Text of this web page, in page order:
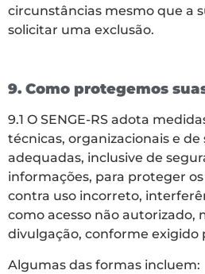
circunstâncias mesmo que a
solicitar uma exclusão.
9. Como protegemos
9.1 O SENGE-RS adota
técnicas, organizacionais e de
adequadas, inclusive de
informações, para proteger
contra uso incorreto,
como acesso não autorizado,
divulgação, conforme exigido
Algumas das formas incluem: